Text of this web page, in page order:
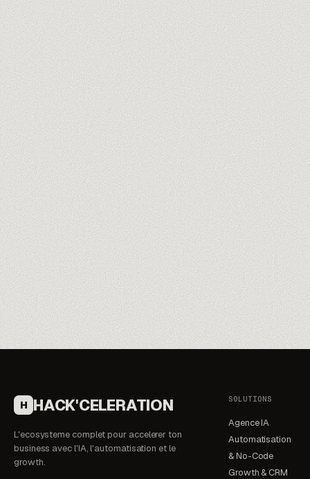
Découvre nos formateurs →
H HACK'CELERATION
L'ecosysteme complet pour accelerer ton
business avec l'IA, l'automatisation et le
growth.
SOLUTIONS
Agence IA
Automatisation
& No-Code
Growth & CRM